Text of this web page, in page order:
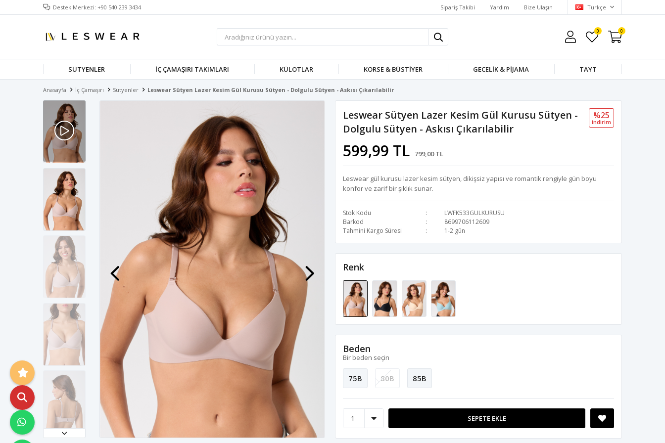
Destek Merkezi: +90 540 239 3434 Sipariş Takibi Yardım Bize Ulaşın Türkçe
0 0
SÜTYENLER İÇ ÇAMAŞIRI TAKIMLARI KÜLOTLAR KORSE & BÜSTIYER GECELIK & PIJAMA TAYT
Anasayfa İç Çamaşırı Sütyenler Leswear Sütyen Lazer Kesim Gül Kurusu Sütyen - Dolgulu Sütyen - Askısı Çıkarılabilir
Leswear Sütyen Lazer Kesim Gül Kurusu Sütyen -
Dolgulu Sütyen - Askısı Çıkarılabilir
599,99 TL 799,00 TL
%25
i̇ndi̇ri̇m
Leswear gül kurusu lazer kesim sütyen, dikişsiz yapısı ve romantik rengiyle gün boyu
konfor ve zarif bir şıklık sunar.
Stok Kodu
LWFK533GULKURUSU
Barkod
8699706112609
Tahmini Kargo Süresi
1-2 gün
Renk
Beden
Bir beden seçin
75B 80B 85B
SEPETE EKLE